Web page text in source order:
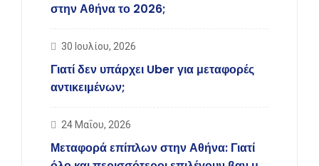
στην Αθήνα το 2026;
30 Ιουλίου, 2026
Γιατί δεν υπάρχει Uber για μεταφορές
αντικειμένων;
24 Μαΐου, 2026
Μεταφορά επίπλων στην Αθήνα: Γιατί